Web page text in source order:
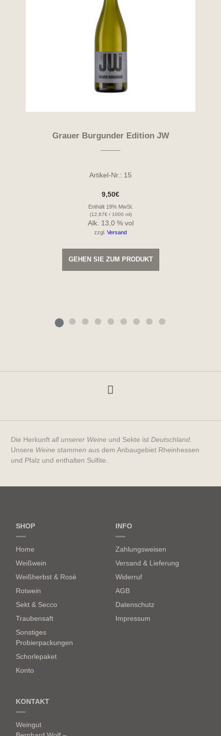
Grauer Burgunder Edition JW
Artikel-Nr.: 15
9,50€
Enthält 19% MwSt.
(12,67€/ 1000 ml)
Alk. 13,0 % vol
zzgl.Versand
GEHEN SIE ZUM PRODUKT
Die Herkunftall unserer Weine und Sekte istDeutschland
Unsere Weine stammen aus dem Anbaugebiet Rheinhessen
und Pfalz und enthalten Sulfite.
SHOP
Home
Weißwein
Weißherbst & Rosé
Rotwein
Sekt & Secco
Traubensaft
Sonstiges
Probierpackungen
Schorlepaket
Konto
INFO
Zahlungsweisen
Versand & Lieferung
Widerruf
AGB
Datenschutz
Impressum
KONTAKT
Weingut